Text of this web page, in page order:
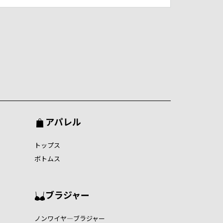
アパレル
トップス
ボトムス
ブラジャー
ノンワイヤ―ブラジャー